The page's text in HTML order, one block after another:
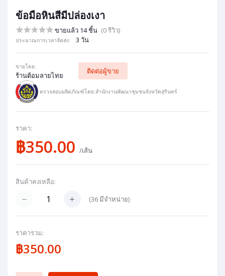
ข้อมือหินสีมีปล่องเงา
ขายแล้ว 14 ชิ้น (0 รีวิว)
ประมาณการเวลาจัดส่ง: 3 วัน
ขายโดย:
ร้านต้อมลายไทย
ติดต่อผู้ขาย
ตรวจสอบผลิตภัณฑ์โดย:สำนักงานพัฒนาชุมชนจังหวัดสุรินทร์
ราคา:
฿350.00 /เส้น
สินค้าคงเหลือ:
(36มีจำหน่าย)
ราคารวม:
฿350.00